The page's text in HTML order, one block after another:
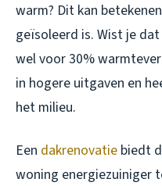
warm? Dit kan
geïsoleerd is. Wist je
wel voor 30%
in hogere uitgaven en
het milieu.
Een dakrenovatie biedt
woning energiezuiniger